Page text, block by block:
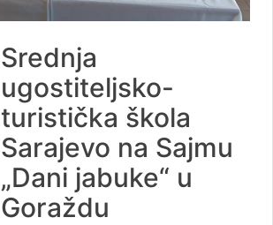
Srednja
ugostiteljsko-
turistička škola
Sarajevo na Sajmu
„Dani jabuke“ u
Goraždu